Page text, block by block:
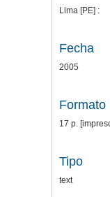
Lima [PE] :
Fecha
2005
Formato
17 p.
Tipo
text